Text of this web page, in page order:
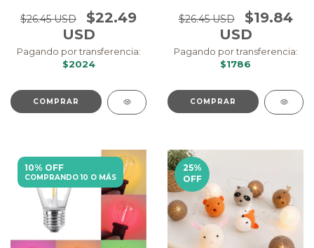
$26.45 USD
$22.49
USD
Pagando por transferencia:
$2024
COMPRAR
$26.45 USD
$19.84
USD
Pagando por transferencia:
$1786
COMPRAR
10% OFF
COMPRANDO 10 O MÁS
25%
OFF